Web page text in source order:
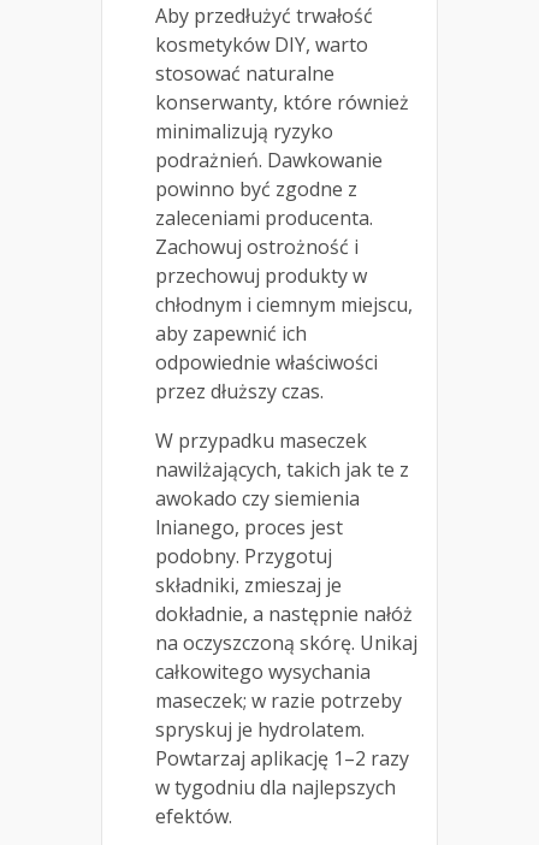
Aby przedłużyć trwałość
kosmetyków DIY, warto
stosować naturalne
konserwanty, które również
minimalizują ryzyko
podrażnień. Dawkowanie
powinno być zgodne z
zaleceniami producenta.
Zachowuj ostrożność i
przechowuj produkty w
chłodnym i ciemnym miejscu,
aby zapewnić ich
odpowiednie właściwości
przez dłuższy czas.
W przypadku maseczek
nawilżających, takich jak te z
awokado czy siemienia
lnianego, proces jest
podobny. Przygotuj
składniki, zmieszaj je
dokładnie, a następnie nałóż
na oczyszczoną skórę. Unikaj
całkowitego wysychania
maseczek; w razie potrzeby
spryskuj je hydrolatem.
Powtarzaj aplikację 1–2 razy
w tygodniu dla najlepszych
efektów.